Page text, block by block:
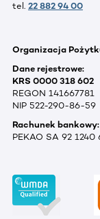
tel. 22 882 94 00
Organizacja
Dane rejestrowe:
KRS 0000 318 602
REGON 141667781
NIP 522-290-86-59
Rachunek bankowy:
PEKAO SA 92